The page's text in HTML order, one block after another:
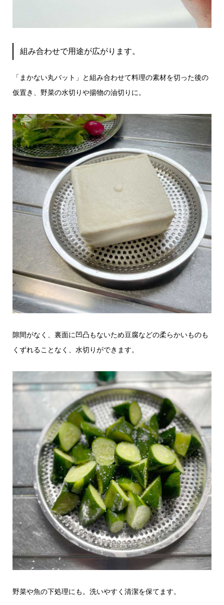
組み合わせで用途が広がります。
「まかない丸バット」と組み合わせて料理の素材を切った後の
仮置き、野菜の水切りや揚物の油切りに。
隙間がなく、裏面に凹凸もないため豆腐などの柔らかいものも
くずれることなく、水切りができます。
野菜や魚の下処理にも。洗いやすく清潔を保てます。